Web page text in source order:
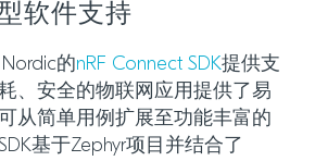
软件支持
的nRF Connect SDK提供支
、安全的物联网应用提供了易
从简单用例扩展至功能丰富的
基于Zephyr项目并结合了